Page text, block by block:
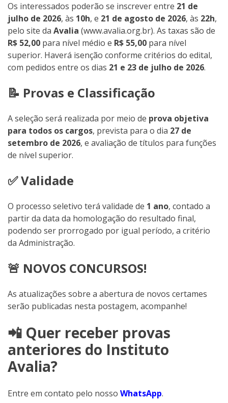
Os interessados poderão se inscrever entre 21 de
julho de 2026, às 10h, e 21 de agosto de 2026, às 22h,
pelo site da Avalia (www.avalia.org.br). As taxas são de
R$ 52,00 para nível médio e R$ 55,00 para nível
superior. Haverá isenção conforme critérios do edital,
com pedidos entre os dias 21 e 23 de julho de 2026.
📝 Provas e Classificação
A seleção será realizada por meio de prova objetiva
para todos os cargos, prevista para o dia 27 de
setembro de 2026, e avaliação de títulos para funções
de nível superior.
✅ Validade
O processo seletivo terá validade de 1 ano, contado a
partir da data da homologação do resultado final,
podendo ser prorrogado por igual período, a critério
da Administração.
🚨 NOVOS CONCURSOS!
As atualizações sobre a abertura de novos certames
serão publicadas nesta postagem, acompanhe!
📲 Quer receber provas
anteriores do Instituto
Avalia?
Entre em contato pelo nosso WhatsApp.